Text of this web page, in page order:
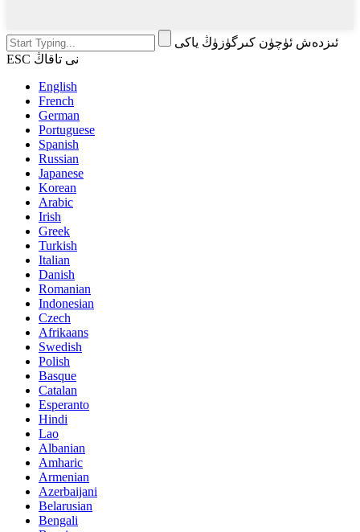
ئىزدەش ئۈچۈن كىرگۈزۈڭ ياكى
ESC نى تاقاڭ
English
French
German
Portuguese
Spanish
Russian
Japanese
Korean
Arabic
Irish
Greek
Turkish
Italian
Danish
Romanian
Indonesian
Czech
Afrikaans
Swedish
Polish
Basque
Catalan
Esperanto
Hindi
Lao
Albanian
Amharic
Armenian
Azerbaijani
Belarusian
Bengali